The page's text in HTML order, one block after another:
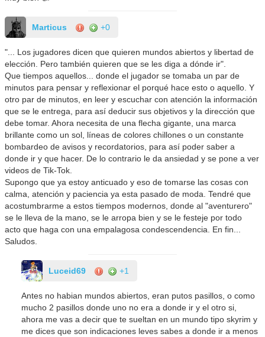
Marticus +0
"... Los jugadores dicen que quieren mundos abiertos y libertad de
elección. Pero también quieren que se les diga a dónde ir".
Que tiempos aquellos... donde el jugador se tomaba un par de
minutos para pensar y reflexionar el porqué hace esto o aquello. Y
otro par de minutos, en leer y escuchar con atención la información
que se le entrega, para así deducir sus objetivos y la dirección que
debe tomar. Ahora necesita de una flecha gigante, una marca
brillante como un sol, líneas de colores chillones o un constante
bombardeo de avisos y recordatorios, para así poder saber a
donde ir y que hacer. De lo contrario le da ansiedad y se pone a ver
videos de Tik-Tok.
Supongo que ya estoy anticuado y eso de tomarse las cosas con
calma, atención y paciencia ya esta pasado de moda. Tendré que
acostumbrarme a estos tiempos modernos, donde al "aventurero"
se le lleva de la mano, se le arropa bien y se le festeje por todo
acto que haga con una empalagosa condescendencia. En fin...
Saludos.
Luceid69 +1
Antes no habian mundos abiertos, eran putos pasillos, o como
mucho 2 pasillos donde uno no era a donde ir y el otro si,
ahora me vas a decir que te sueltan en un mundo tipo skyrim y
me dices que son indicaciones leves sabes a donde ir a menos